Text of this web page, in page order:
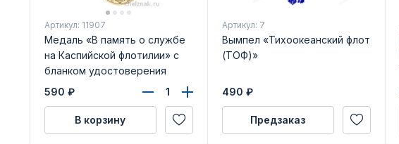
Артикул: 11907
Медаль «В память о службе
на Каспийской флотилии» с
бланком удостоверения
590 ₽
В корзину
Артикул: 7
Вымпел «Тихоокеанский флот
(ТОФ)»
490 ₽
Предзаказ